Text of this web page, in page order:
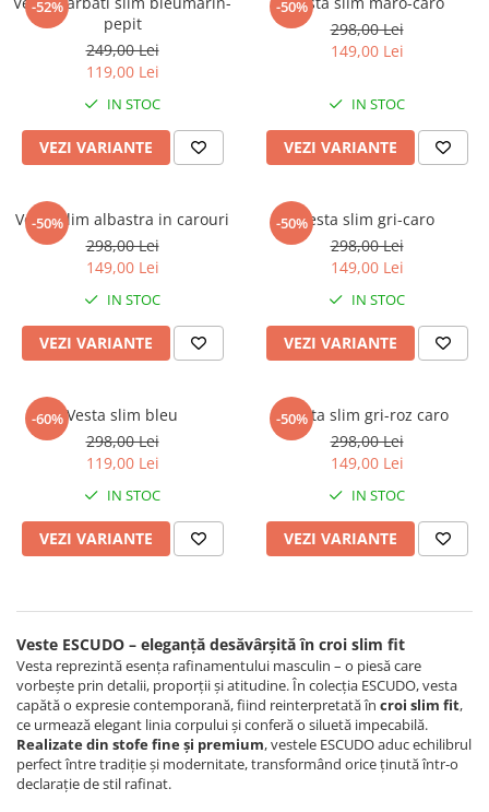
-52%
pepit
249,00 Lei
119,00 Lei
IN STOC
VEZI VARIANTE
-50%
298,00 Lei
149,00 Lei
IN STOC
VEZI VARIANTE
-50%
Vesta slim albastra in carouri
298,00 Lei
149,00 Lei
IN STOC
VEZI VARIANTE
-50%Vesta slim gri-caro
298,00 Lei
149,00 Lei
IN STOC
VEZI VARIANTE
-60%Vesta slim bleu
298,00 Lei
119,00 Lei
IN STOC
VEZI VARIANTE
-50%
Vesta slim gri-roz caro
298,00 Lei
149,00 Lei
IN STOC
VEZI VARIANTE
Veste ESCUDO – eleganță desăvârșită în croi slim fit
Vesta reprezintă esența rafinamentului masculin – o piesă care
vorbește prin detalii, proporții și atitudine. În colecția ESCUDO, vesta
capătă o expresie contemporană, fiind reinterpretată în croi slim fit,
ce urmează elegant linia corpului și conferă o siluetă impecabilă.
Realizate din stofe fine și premium, vestele ESCUDO aduc echilibrul
perfect între tradiție și modernitate, transformând orice ținută într-o
declarație de stil rafinat.